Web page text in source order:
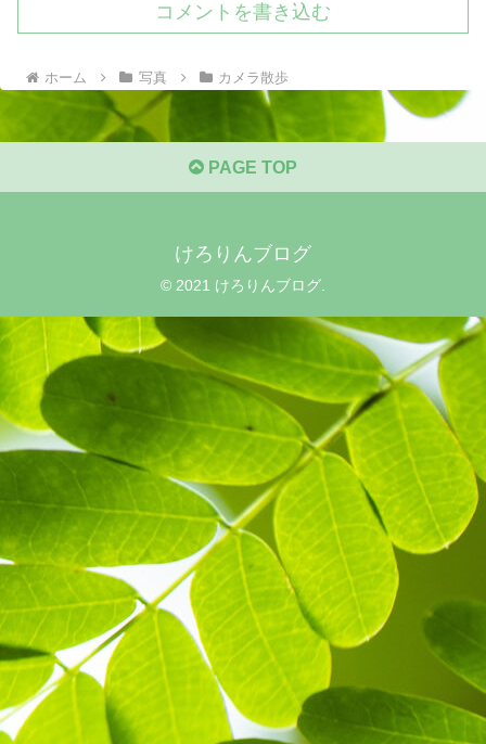
コメントを書き込む
ホーム 写真 カメラ散歩
PAGE TOP
けろりんブログ
© 2021 けろりんブログ.